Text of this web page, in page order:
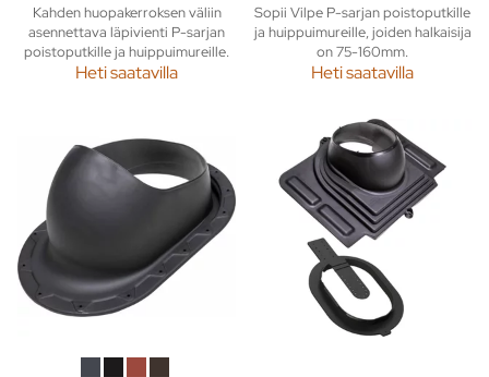
Kahden huopakerroksen väliin
asennettava läpivienti P-sarjan
poistoputkille ja huippuimureille.
Heti saatavilla
Sopii Vilpe P-sarjan poistoputkille
ja huippuimureille, joiden halkaisija
on 75-160mm.
Heti saatavilla